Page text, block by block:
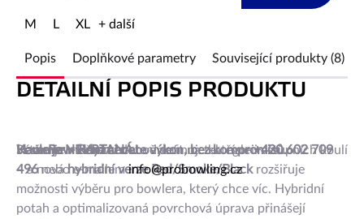
M L XL + další
Popis Doplňkové parametry Související produkty (8)
DETAILNÍ POPIS PRODUKTU
SérieRaw Hammernově definuje kategorii vstupních koulí
– a nováhybridní verze Red/Smoke/Blackrozšiřuje
možnosti výběru pro bowlera, který chce víc. Hybridní
potah a optimalizovaná povrchová úprava přinášejí
Hammer – když chcete výkon, bez kompromisů.
Koule je NEVRTANÁ.
Vrtání je možné si dohodnout na tel. čísle+420 602 709
496nebo e-maileminfo@probowling.cz